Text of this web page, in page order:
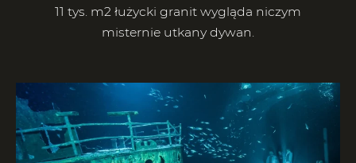
11 tys. m2 łużycki granit wygląda niczym
misternie utkany dywan.